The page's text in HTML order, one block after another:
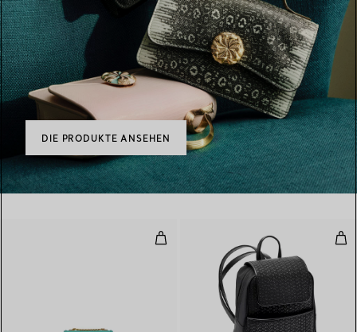
DIE PRODUKTE ANSEHEN
Kleine Ribbons Schultertasche